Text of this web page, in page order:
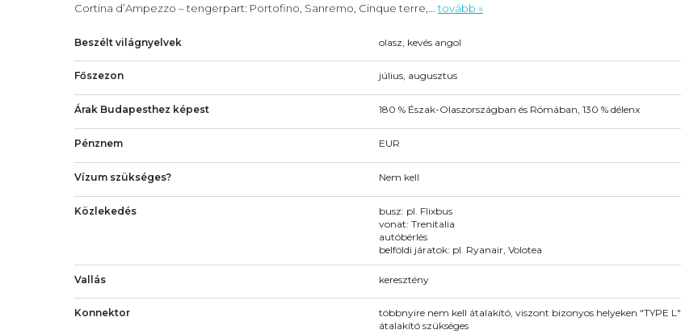
Cortina d’Ampezzo – tengerpart: Portofino, Sanremo, Cinque terre,... tovább »
Beszélt világnyelvek olasz, kevés angol
Főszezon július, augusztus
Árak Budapesthez képest 180 % Észak-Olaszországban és Rómában, 130 % délenx
Pénznem EUR
Vízum szükséges? Nem kell
Közlekedés
busz: pl. Flixbus
vonat: Trenitalia
autóbérlés
belföldi járatok: pl. Ryanair, Volotea
Vallás keresztény
Konnektor
többnyire nem kell átalakító, viszont bizonyos helyeken "TYPE L"
átalakító szükséges